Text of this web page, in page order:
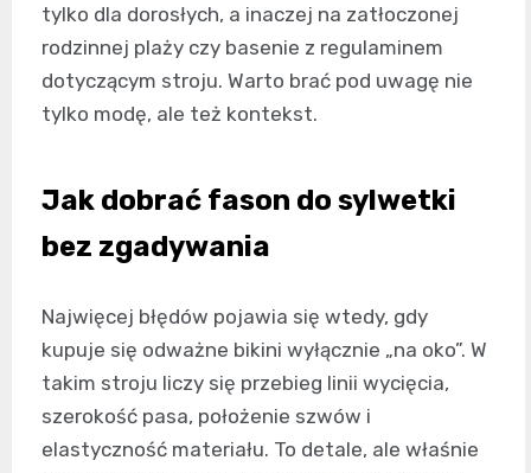
tylko dla dorosłych, a inaczej na zatłoczonej
rodzinnej plaży czy basenie z regulaminem
dotyczącym stroju. Warto brać pod uwagę nie
tylko modę, ale też kontekst.
Jak dobrać fason do sylwetki
bez zgadywania
Najwięcej błędów pojawia się wtedy, gdy
kupuje się odważne bikini wyłącznie „na oko”. W
takim stroju liczy się przebieg linii wycięcia,
szerokość pasa, położenie szwów i
elastyczność materiału. To detale, ale właśnie